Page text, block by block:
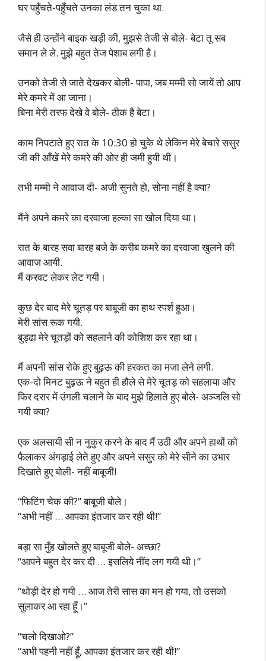
घर पहुँचते-पहुँचते उनका लंड तन चुका था.
जैसे ही उन्होंने बाइक खड़ी की, मुझसे तेजी से बोले- बेटा तू सब
समान ले ले. मुझे बहुत तेज पेशाब लगी है।
उनको तेजी से जाते देखकर बोली- पापा, जब मम्मी सो जायें तो आप
मेरे कमरे में आ जाना।
बिना मेरी तरफ देखे वे बोले- ठीक है बेटा।
काम निपटाते हुए रात के 10:30 हो चुके थे लेकिन मेरे बेचारे ससुर
जी की आँखें मेरे कमरे की ओर ही जमी हुयी थी।
तभी मम्मी ने आवाज दी- अजी सुनते हो, सोना नहीं है क्या?
मैंने अपने कमरे का दरवाजा हल्का सा खोल दिया था।
रात के बारह सवा बारह बजे के करीब कमरे का दरवाजा खुलने की
आवाज आयी.
मैं करवट लेकर लेट गयी।
कुछ देर बाद मेरे चूतड़ पर बाबूजी का हाथ स्पर्श हुआ।
मेरी सांस रूक गयी.
बुड्ढा मेरे चूतड़ों को सहलाने की कोशिश कर रहा था।
मैं अपनी सांस रोके हुए बुढ़ऊ की हरकत का मजा लेने लगी.
एक-दो मिनट बुढ़ऊ ने बहुत ही हौले से मेरे चूतड़ को सहलाया और
फिर दरार में उंगली चलाने के बाद मुझे हिलाते हुए बोले- अञ्जलि सो
गयी क्या?
एक अलसायी सी न नुकुर करने के बाद मैं उठी और अपने हाथों को
फैलाकर अंगड़ाई लेते हुए और अपने ससुर को मेरे सीने का उभार
दिखाते हुए बोली- नहीं बाबूजी!
“फिटिंग चेक की?” बाबूजी बोले।
“अभी नहीं … आपका इंतजार कर रही थी!”
बड़ा सा मुँह खोलते हुए बाबूजी बोले- अच्छा?
“आपने बहुत देर कर दी … इसलिये नींद लग गयी थी।”
“थोड़ी देर हो गयी … आज तेरी सास का मन हो गया, तो उसको
सुलाकर आ रहा हूँ।”
“चलो दिखाओ?”
“अभी पहनी नहीं हूँ, आपका इंतजार कर रही थी!”